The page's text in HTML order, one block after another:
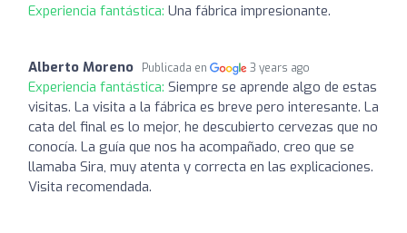
Experiencia fantástica: Una fábrica impresionante.
Alberto Moreno Publicada en 3 years ago
Experiencia fantástica: Siempre se aprende algo de estas
visitas. La visita a la fábrica es breve pero interesante. La
cata del final es lo mejor, he descubierto cervezas que no
conocía. La guía que nos ha acompañado, creo que se
llamaba Sira, muy atenta y correcta en las explicaciones.
Visita recomendada.